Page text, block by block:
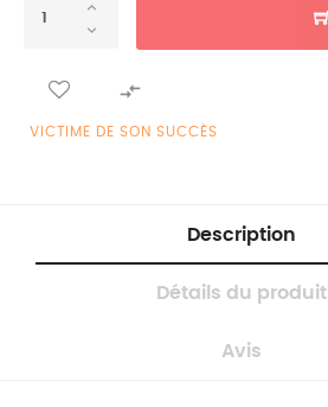

VICTIME DE SON SUCCÈS
Description
Détails du produit
Avis